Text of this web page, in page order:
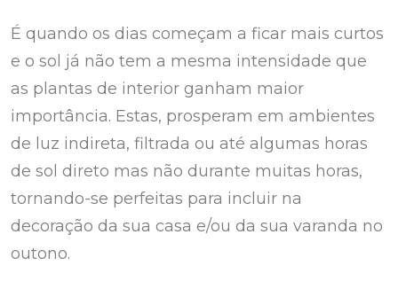
É quando os dias começam a ficar mais curtos
e o sol já não tem a mesma intensidade que
as plantas de interior ganham maior
importância. Estas, prosperam em ambientes
de luz indireta, filtrada ou até algumas horas
de sol direto mas não durante muitas horas,
tornando-se perfeitas para incluir na
decoração da sua casa e/ou da sua varanda no
outono.